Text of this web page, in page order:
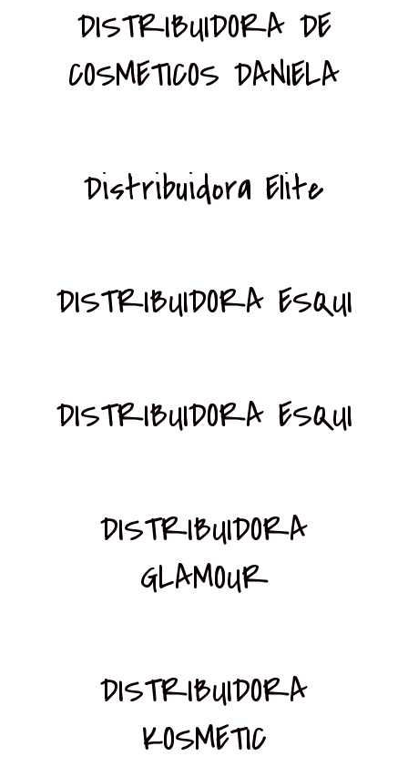
DISTRIBUIDORA DE
COSMETICOS DANIELA
Distribuidora Elite
DISTRIBUIDORA ESQUI
DISTRIBUIDORA ESQUI
DISTRIBUIDORA
GLAMOUR
DISTRIBUIDORA
KOSMETIC